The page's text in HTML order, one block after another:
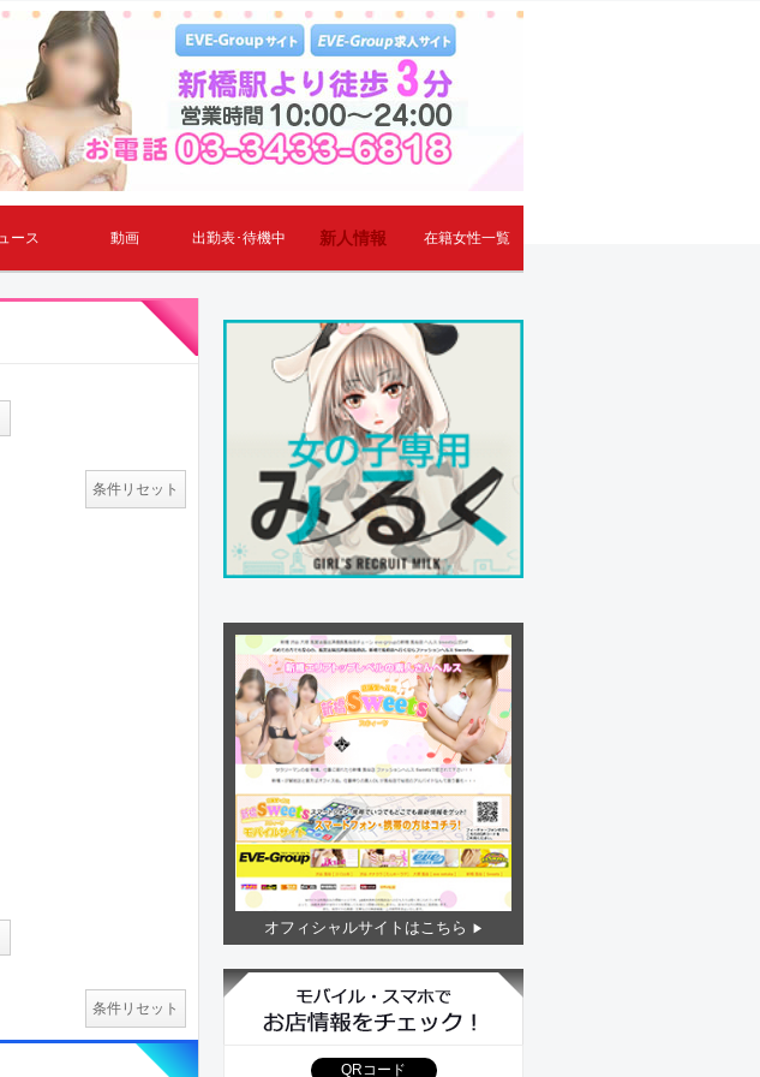
ース 動画 出勤表･待機中 新人情報 在籍女性一覧
条件リセット
条件リセット
オフィシャルサイトはこちら
QRコード